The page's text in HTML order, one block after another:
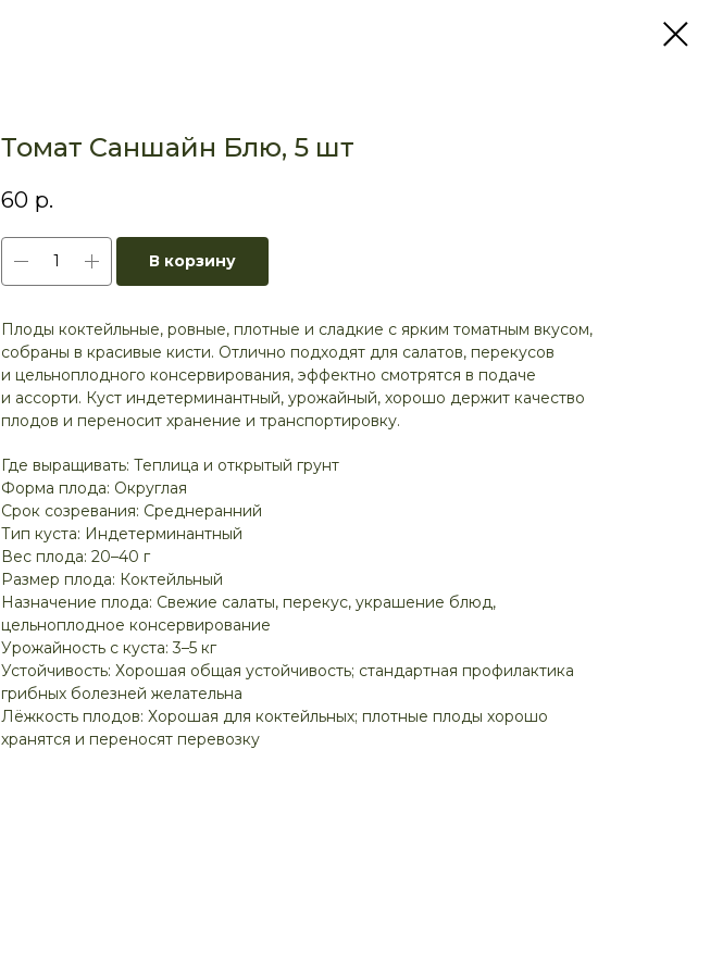
Томат Саншайн Блю, 5 шт
60 р.
В корзину
Плоды коктейльные, ровные, плотные и сладкие с ярким томатным вкусом,
собраны в красивые кисти. Отлично подходят для салатов, перекусов
и цельноплодного консервирования, эффектно смотрятся в подаче
и ассорти. Куст индетерминантный, урожайный, хорошо держит качество
плодов и переносит хранение и транспортировку.
Где выращивать: Теплица и открытый грунт
Форма плода: Округлая
Срок созревания: Среднеранний
Тип куста: Индетерминантный
Вес плода: 20–40 г
Размер плода: Коктейльный
Назначение плода: Свежие салаты, перекус, украшение блюд,
цельноплодное консервирование
Урожайность с куста: 3–5 кг
Устойчивость: Хорошая общая устойчивость; стандартная профилактика
грибных болезней желательна
Лёжкость плодов: Хорошая для коктейльных; плотные плоды хорошо
хранятся и переносят перевозку